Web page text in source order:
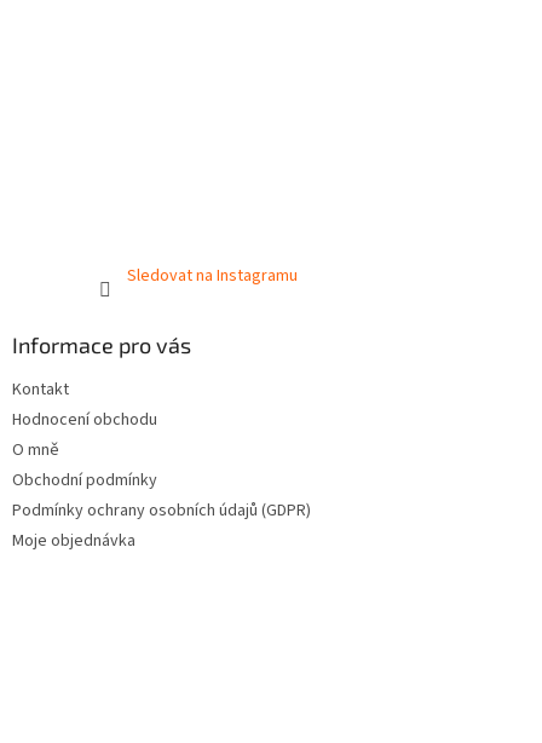
Sledovat na Instagramu
Informace pro vás
Kontakt
Hodnocení obchodu
O mně
Obchodní podmínky
Podmínky ochrany osobních údajů (GDPR)
Moje objednávka